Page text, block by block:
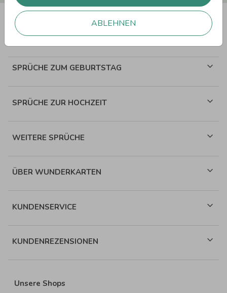
ABLEHNEN
SPRÜCHE ZUM GEBURTSTAG
SPRÜCHE ZUR HOCHZEIT
WEITERE SPRÜCHE
ÜBER WUNDERKARTEN
KUNDENSERVICE
KUNDENREZENSIONEN
Unsere Shops